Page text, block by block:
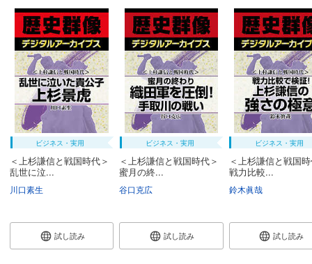
ビジネス・実用
＜上杉謙信と戦国時代＞
乱世に泣...
川口素生
試し読み
ビジネス・実用
＜上杉謙信と戦国時代＞
蜜月の終...
谷口克広
試し読み
ビジネス・実用
＜上杉謙信と戦国
戦力比較...
鈴木眞哉
試し読み